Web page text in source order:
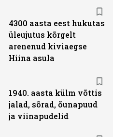
4300 aasta eest hukutas
üleujutus kõrgelt
arenenud kiviaegse
Hiina asula
1940. aasta külm võttis
jalad, sõrad, õunapuud
ja viinapudelid